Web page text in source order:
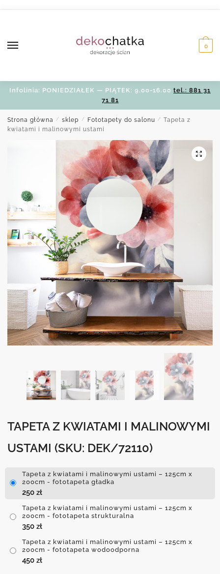
0
Infolinia: PONIEDZIAŁEK — PIĄTEK: 9.00-16.00 tel.: 881 31
71 81
Strona główna / sklep / Fototapety do salonu / Tapeta z
kwiatami i malinowymi ustami
TAPETA Z KWIATAMI I MALINOWYMI
USTAMI (SKU: DEK/72110)
Tapeta z kwiatami i malinowymi ustami – 125cm x
200cm - fototapeta gładka
250 zł
Tapeta z kwiatami i malinowymi ustami – 125cm x
200cm - fototapeta strukturalna
350 zł
Tapeta z kwiatami i malinowymi ustami – 125cm x
200cm - fototapeta wodoodporna
450 zł